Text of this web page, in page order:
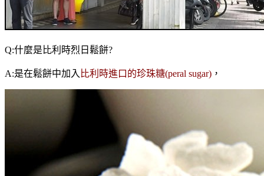
Q:什麼是比利時烈日鬆餅?
A:是在鬆餅中加入 比利時進口的珍珠糖(peral sugar) ，